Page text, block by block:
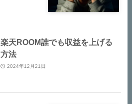
楽天ROOM誰でも収益を上げる
方法
2024年12月21日